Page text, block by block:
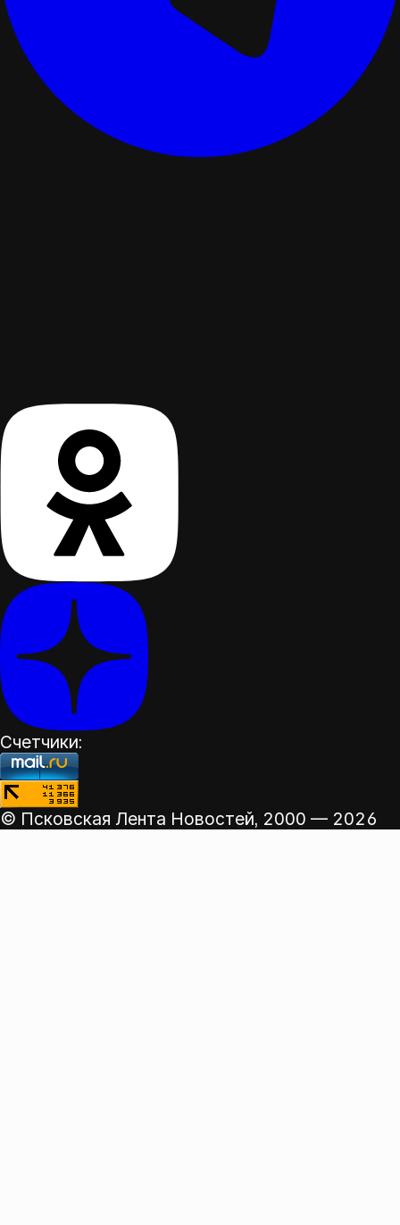
Счетчики:
© Псковская Лента Новостей, 2000 — 2026